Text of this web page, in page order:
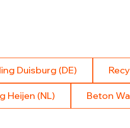
Duisburg (DE)
Heijen (NL) Beton